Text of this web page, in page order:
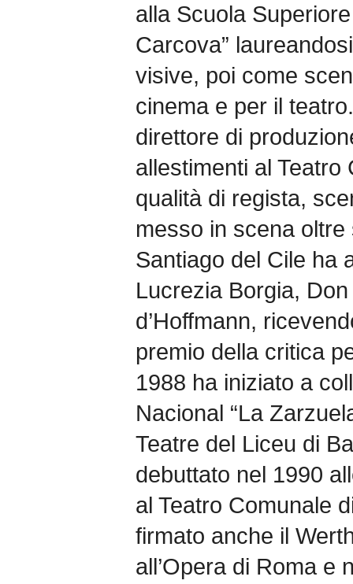
alla Scuola
Carcova”
visive, poi come
cinema e per il
direttore di
allestimenti al Teatro
qualità di regista,
messo in scena
Santiago del Cile ha
Lucrezia Borgia,
d’Hoffmann,
premio della critica
1988 ha iniziato a
Nacional “La
Teatre del Liceu di
debuttato nel 1990
al Teatro Comunale
firmato anche il
all’Opera di Roma e